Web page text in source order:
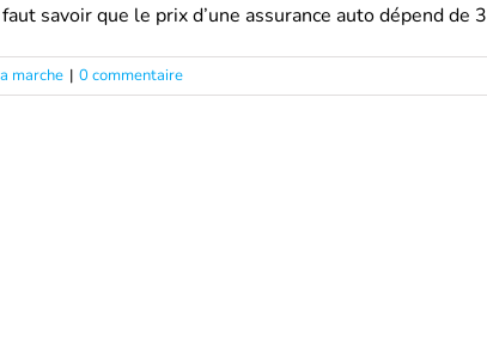
savoir que le prix d’une assurance auto dépend de 3
marche | 0 commentaire